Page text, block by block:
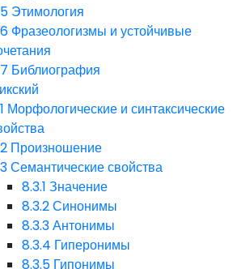
Этимология
Фразеологизмы и устойчивые
Библиография
Морфологические и синтаксические
Произношение
Семантические свойства
8.3.1 Значение
8.3.2Синонимы
8.3.3Антонимы
8.3.4 Гиперонимы
8.3.5 Гипонимы